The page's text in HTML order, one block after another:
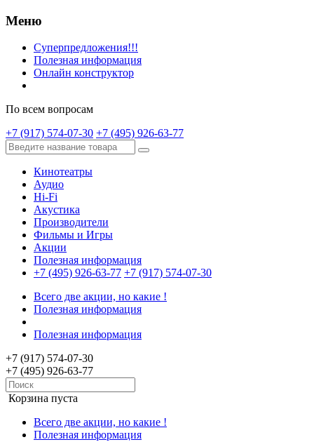
Меню
Суперпредложения!!!
Полезная информация
Онлайн конструктор
По всем вопросам
+7 (917) 574-07-30 +7 (495) 926-63-77
Кинотеатры
Аудио
Hi-Fi
Акустика
Производители
Фильмы и Игры
Акции
Полезная информация
+7 (495) 926-63-77 +7 (917) 574-07-30
Всего две акции, но какие !
Полезная информация
Полезная информация
+7 (917) 574-07-30
+7 (495) 926-63-77
Корзина пуста
Всего две акции, но какие !
Полезная информация